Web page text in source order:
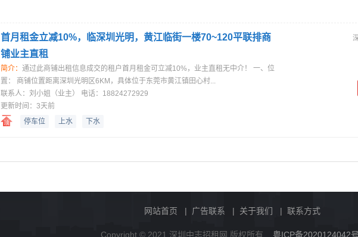
首月租金立减10%，临深圳光明，黄江临街一楼70~120平联排商
铺业主直租
简介： 通过此商铺出租信息成交的租户首月租金可立减10%，业主直租无中介！ 一、位
置： 商铺位置距离深圳光明区6KM，具体位于东莞市黄江镇田心村...
联系人： 刘小姐（业主） 电话： 18824272929
更新时间：3天前
停车位
上水 下水
网站首页 | 广告联系 | 关于我们 | 联系方式
Copyright © 2021 深圳中志招租网 版权所有 粤ICP备2020124042号